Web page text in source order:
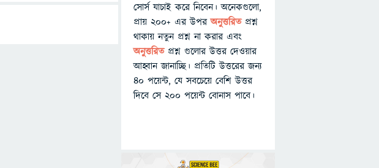
সোর্স যাচাই করে নিবেন। অনেকগুলো,
প্রায় ২০০+ এর উপরঅনুত্তরিতপ্রশ্ন
থাকায় নতুন প্রশ্ন না করার এবং
অনুত্তরিত প্রশ্ন গুলোর উত্তর দেওয়ার
আহ্বান জানাচ্ছি। প্রতিটি উত্তরের জন্য
৪০ পয়েন্ট, যে সবচেয়ে বেশি উত্তর
দিবে সে ২০০ পয়েন্ট বোনাস পাবে।